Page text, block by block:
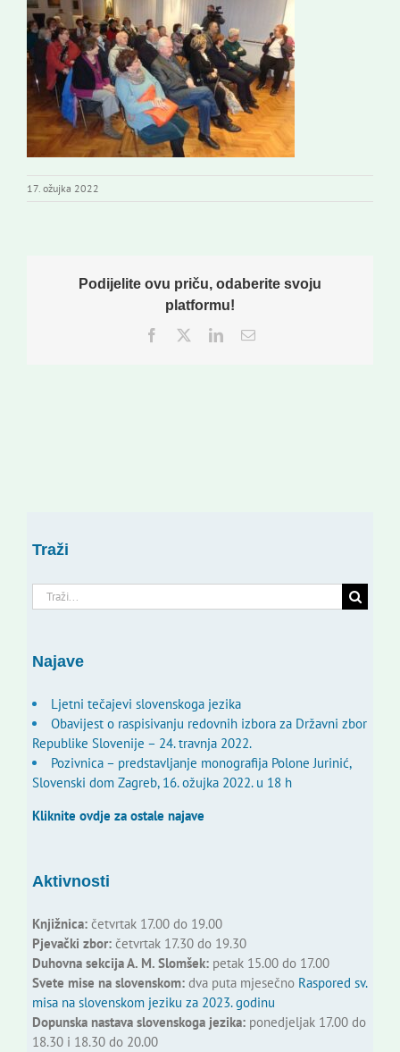
Novi odmev – naše glasilo
Izdavaštvo
Korisne informacije
17. ožujka 2022
Podijelite ovu priču, odaberite svoju
platformu!
Facebook
TwitterLinkedInEmail:
Traži
Traži...
Najave
Ljetni tečajevi slovenskoga jezika
Obavijest o raspisivanju redovnih izbora za Državni zbor
Republike Slovenije – 24. travnja 2022.
Pozivnica – predstavljanje monografija Polone Jurinić,
Slovenski dom Zagreb, 16. ožujka 2022. u 18 h
Kliknite ovdje za ostale najave
Aktivnosti
Knjižnica:četvrtak 17.00 do 19.00
Pjevački zbor:četvrtak 17.30 do 19.30
Duhovna sekcija A. M. Slomšek:petak 15.00 do 17.00
Svete mise na slovenskom:dva puta mjesečno Raspored sv.
misa na slovenskom jeziku za 2023. godinu
Dopunska nastava slovenskoga jezika:ponedjeljak 17.00 do
18.30 i 18.30 do 20.00